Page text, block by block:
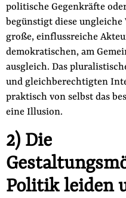
der
Website
FacebookMastodon
politische Gegenkräfte
begünstigt diese ungleiche
große, einflussreiche
demokratischen, am
ausgleich. Das
und gleich­berechtigten
praktisch von selbst das
eine Illusion.
2) Die
Politik leiden